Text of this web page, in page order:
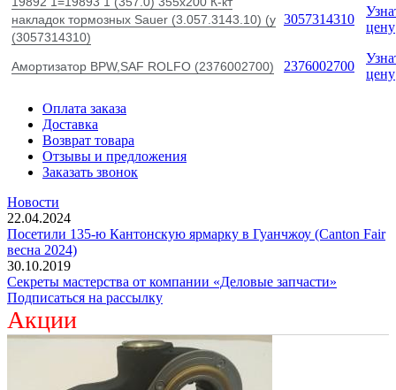
накладок тормозных Sauer (3.057.3143.10) (у
(3057314310)
3057314310
цену
Амортизатор BPW,SAF ROLFO (2376002700) 2376002700
цену
Оплата заказа
Доставка
Возврат товара
Отзывы и предложения
Заказать звонок
Новости
22.04.2024
Посетили 135-ю Кантонскую ярмарку в Гуанчжоу (Canton Fair
весна 2024)
30.10.2019
Секреты мастерства от компании «Деловые запчасти»
Подписаться на рассылку
Акции